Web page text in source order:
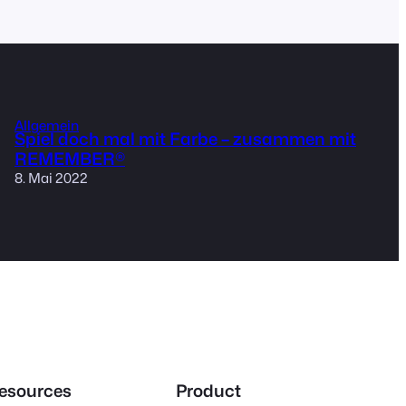
Allgemein
Spiel doch mal mit Farbe – zusammen mit
REMEMBER®
8. Mai 2022
Product